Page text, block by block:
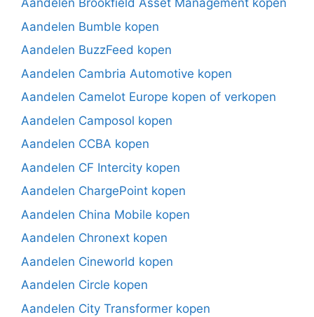
Aandelen Brookfield Asset Management kopen
Aandelen Bumble kopen
Aandelen BuzzFeed kopen
Aandelen Cambria Automotive kopen
Aandelen Camelot Europe kopen of verkopen
Aandelen Camposol kopen
Aandelen CCBA kopen
Aandelen CF Intercity kopen
Aandelen ChargePoint kopen
Aandelen China Mobile kopen
Aandelen Chronext kopen
Aandelen Cineworld kopen
Aandelen Circle kopen
Aandelen City Transformer kopen